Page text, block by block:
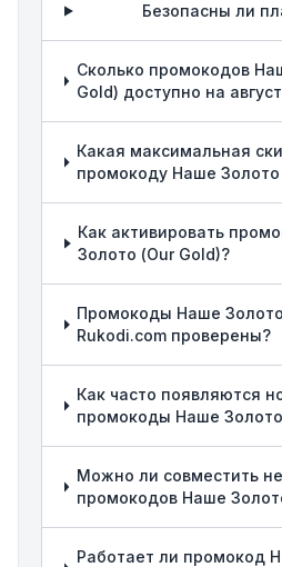
Безопасны ли
Сколько промокодов
Gold) доступно на
Какая максимальная
промокоду Наше Золото
Как активировать
Золото (Our Gold)?
Промокоды Наше
Rukodi.com проверены?
Как часто появляются
промокоды Наше
Можно ли совместить
промокодов Наше
Работает ли промокод